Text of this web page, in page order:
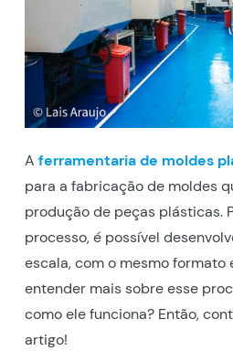
A ferramentaria de moldes
para a fabricação de moldes
produção de peças plásticas.
processo, é possível
escala, com o mesmo formato
entender mais sobre esse
como ele funciona? Então,
artigo!